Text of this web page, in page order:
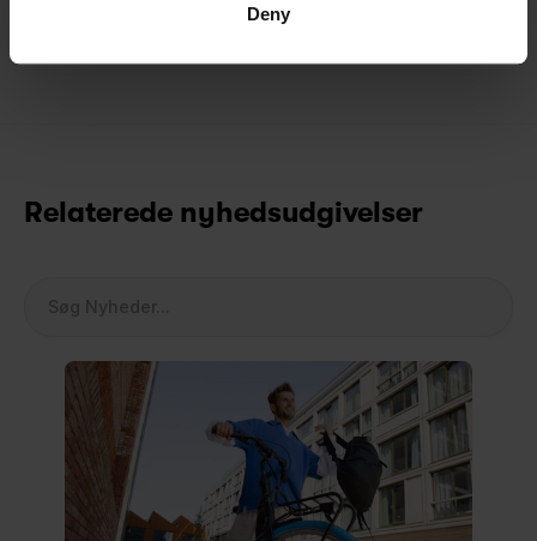
Deny
Søg Nyheder...
Relaterede nyhedsudgivelser